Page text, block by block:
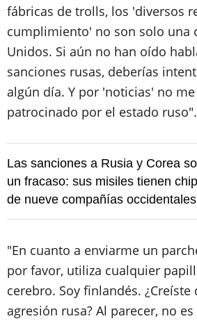
fábricas de trolls, los 'diversos
cumplimiento' no son solo una
Unidos. Si aún no han oído
sanciones rusas, deberías
algún día. Y por 'noticias' no
patrocinado por el estado ruso".
Las sanciones a Rusia y Corea
un fracaso: sus misiles tienen
de nueve compañías occidentales
"En cuanto a enviarme un
por favor, utiliza cualquier
cerebro. Soy finlandés.
agresión rusa? Al parecer, no